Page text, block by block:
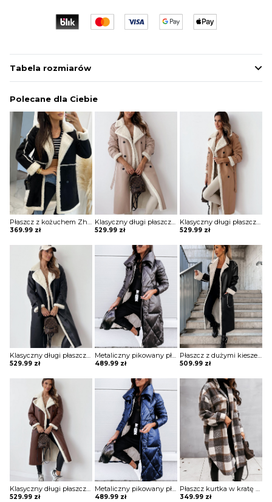
Tabela rozmiarów
Polecane dla Ciebie
Płaszcz z kożuchem Zhitinja
369.99 zł
Klasyczny długi płaszcz z futrem i paskiem Sherri
529.99 zł
Klasyczny długi płaszcz z futrem i paskiem Sherri
529.99 zł
Klasyczny długi płaszcz z futrem i paskiem Sherri
529.99 zł
Metaliczny pikowany płaszcz z wysoką stójką Mako
489.99 zł
Płaszcz z dużymi kieszeniami i podszewką z owczej skóry Marye
509.99 zł
Klasyczny długi płaszcz z futrem i paskiem Sherri
529.99 zł
Metaliczny pikowany płaszcz z wysoką stójką Mako
489.99 zł
Płaszcz kurtka w kratę Evanghelina
349.99 zł